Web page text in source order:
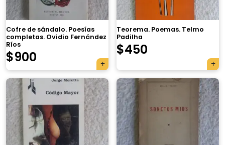
Cofre de sándalo. Poesías
completas. Ovidio Fernández
Ríos
$900
Teorema. Poemas. Telmo
Padilha
$450